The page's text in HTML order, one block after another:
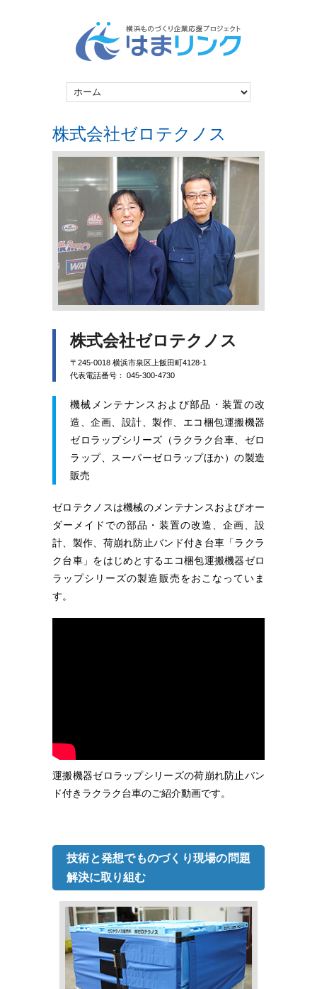
株式会社ゼロテクノス
株式会社ゼロテクノス
〒245-0018 横浜市泉区上飯田町4128-1
代表電話番号： 045-300-4730
機械メンテナンスおよび部品・装置の改
造、企画、設計、製作、エコ梱包運搬機器
ゼロラップシリーズ（ラクラク台車、ゼロ
ラップ、スーパーゼロラップほか）の製造
販売
ゼロテクノスは機械のメンテナンスおよびオー
ダーメイドでの部品・装置の改造、企画、設
計、製作、荷崩れ防止バンド付き台車「ラクラ
ク台車」をはじめとするエコ梱包運搬機器ゼロ
ラップシリーズの製造販売をおこなっていま
す。
運搬機器ゼロラップシリーズの荷崩れ防止バン
ド付きラクラク台車のご紹介動画です。
技術と発想でものづくり現場の問題
解決に取り組む